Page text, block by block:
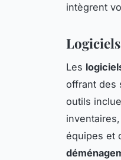
intègrent
Les
offrant des
outils
équipes et